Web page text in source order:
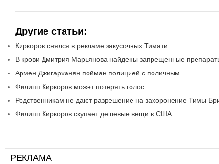
Другие статьи:
Киркоров снялся в рекламе закусочных Тимати
В крови Дмитрия Марьянова найдены запрещенные
Армен Джигарханян пойман полицией с поличным
Филипп Киркоров может потерять голос
Родственникам не дают разрешение на захоронение Тимы
Филипп Киркоров скупает дешевые вещи в США
РЕКЛАМА